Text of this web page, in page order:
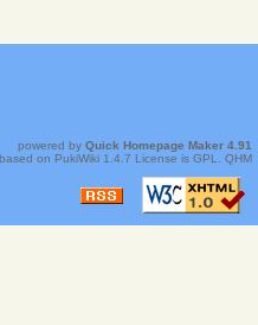
powered by Quick Homepage Maker 4.91
based on PukiWiki 1.4.7 License is GPL QHM